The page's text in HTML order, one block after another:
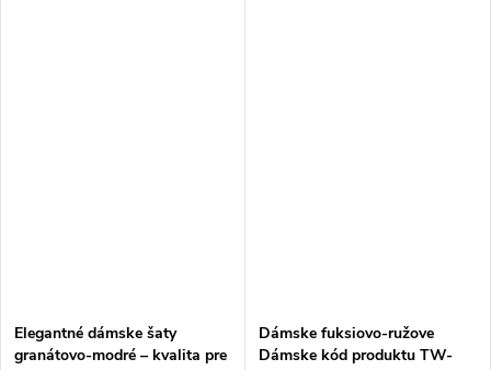
Elegantné dámske šaty
granátovo-modré – kvalita pre
Dámske fuksiovo-ružove
Dámske kód produktu TW-